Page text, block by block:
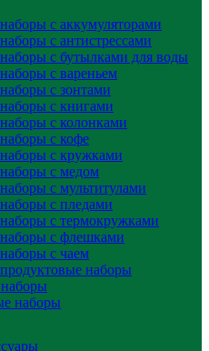
с аккумуляторами
с антистрессами
с бутылками для воды
с вареньем
с зонтами
с книгами
с колонками
с кофе
с кружками
с медом
с мультитулами
с пледами
с термокружками
с флешками
с чаем
наборы